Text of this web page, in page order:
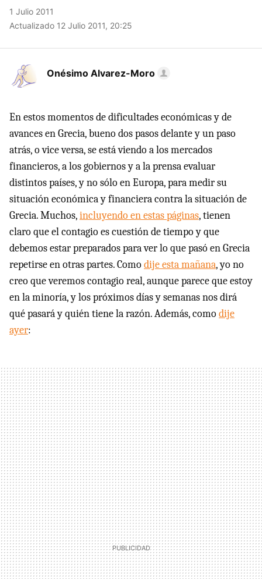
1 Julio 2011
Actualizado 12 Julio 2011, 20:25
Onésimo Alvarez-Moro
En estos momentos de dificultades económicas y de
avances en Grecia, bueno dos pasos delante y un paso
atrás, o vice versa, se está viendo a los mercados
financieros, a los gobiernos y a la prensa evaluar
distintos países, y no sólo en Europa, para medir su
situación económica y financiera contra la situación de
Grecia. Muchos,incluyendo en estas páginas, tienen
claro que el contagio es cuestión de tiempo y que
debemos estar preparados para ver lo que pasó en Grecia
repetirse en otras partes. Comodije esta mañana, yo no
creo que veremos contagio real, aunque parece que estoy
en la minoría, y los próximos días y semanas nos dirá
qué pasará y quién tiene la razón. Además, comodije
ayer: